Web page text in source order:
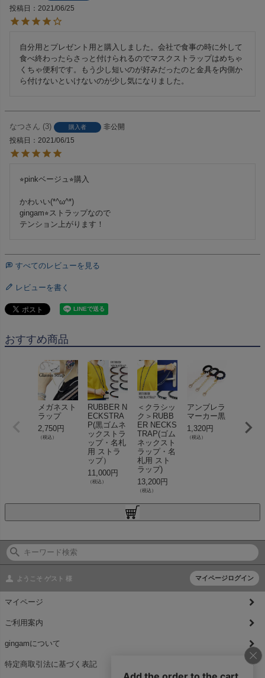
投稿日
2021/06/25
自分用とプレゼント用と購入しました。会社で食事の時に外して
食べ終わったらさっと付けられるのでマスクストラップはめちゃ
くちゃ便利です。もう少し短いのが好みだったのと金具を内側か
ら付けないといけないのが少し気になりました。
なつ 3 購入者
非公開
投稿日
2021/06/15
⭐︎pinkベージュ⭐︎購入
かわいい(*^ω^*)
gingam⭐︎ストラップなので
テンション上がります！
すべてのレビューを見る
レビューを書く
おすすめ商品
メガネスト
ラップ
2,750円
（税込）
RUBBER N
ECKSTRA
P(黒ゴムネ
ックストラ
ップ・名札
用 ストラ
ップ）
11,000円
（税込）
＜クラシッ
ク＞RUBB
ER NECKS
TRAP(ゴム
ネックスト
ラップ・名
札用 スト
ラップ)
13,200円
（税込）
アンブレラ
マーカー黒
1,320円
（税込）
2,750円
ようこそ ゲスト 様 マイページログイン
マイページ
ご利用案内
gingamについて
特定商取引法に基づく表記